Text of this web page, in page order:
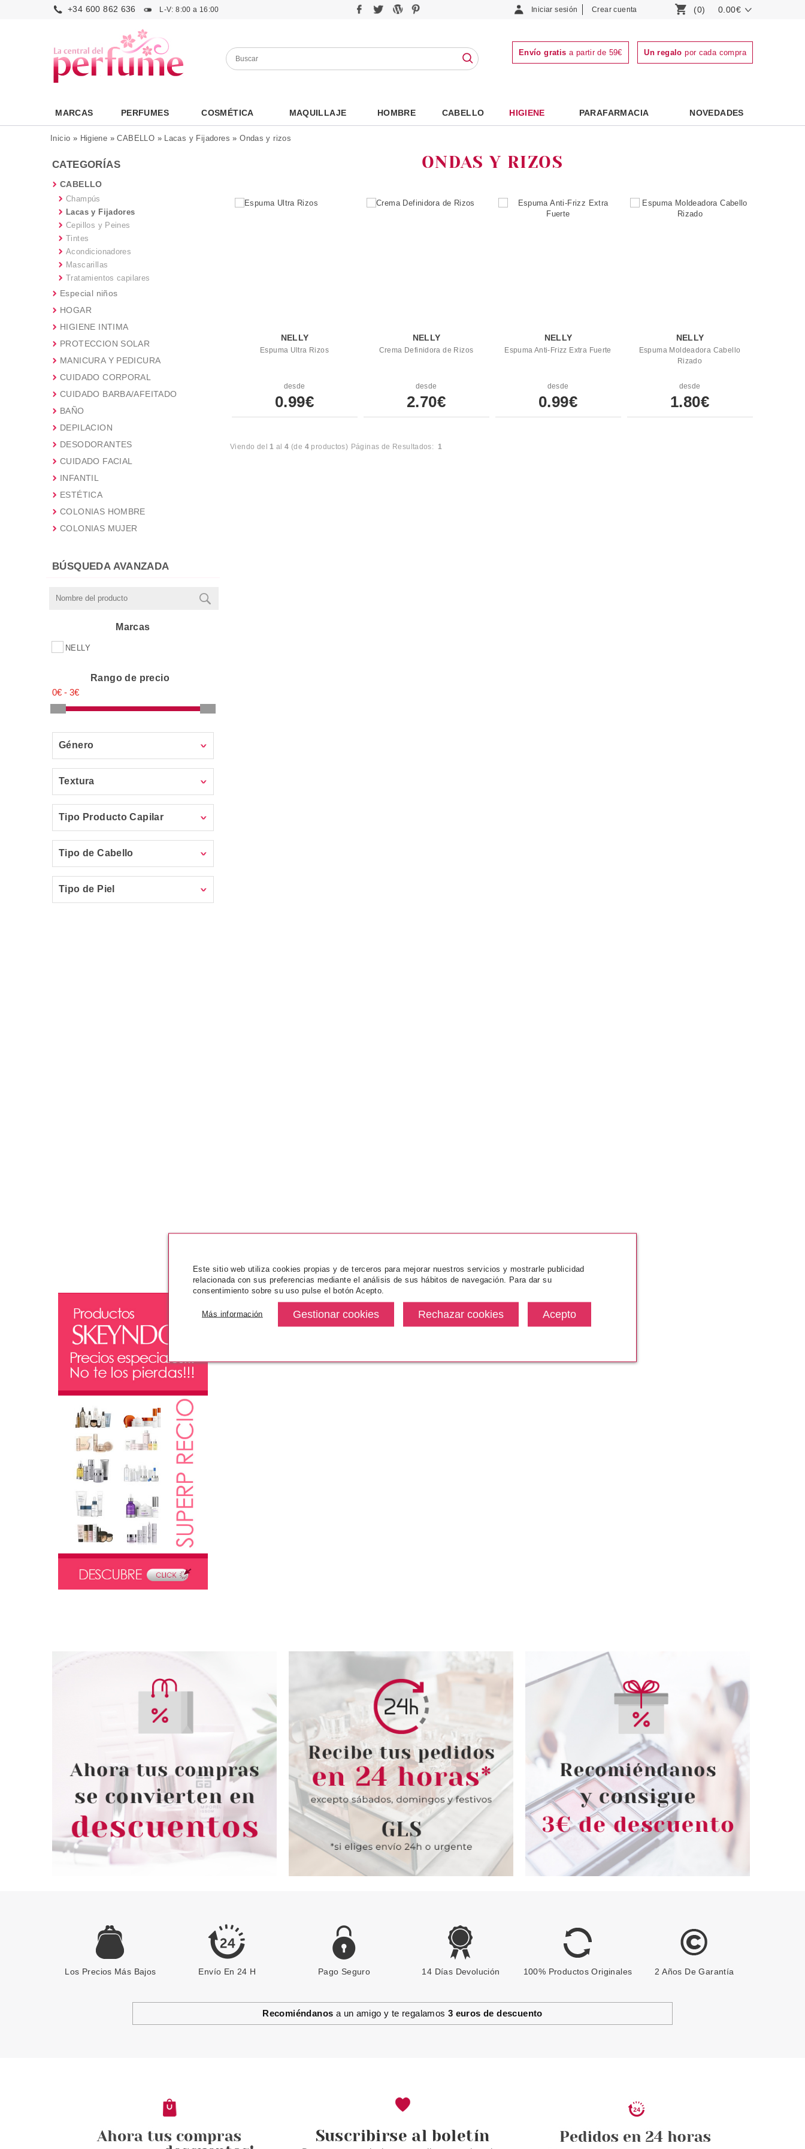
+34 600 862 636 L-V: 8:00 a 16:00 Iniciar sesión Crear cuenta (0) 0.00€
Envío gratis a partir de 59€ Un regalo por cada compra
MARCAS PERFUMES COSMÉTICA MAQUILLAJE HOMBRE CABELLO HIGIENE PARAFARMACIA NOVEDADES
Inicio » Higiene »CABELLO » Lacas y Fijadores »Ondas y rizos
CATEGORÍAS
CABELLO
Champús
Lacas y Fijadores
Cepillos y Peines
Tintes
Acondicionadores
Mascarillas
Tratamientos capilares
Especial niños
HOGAR
HIGIENE INTIMA
PROTECCION SOLAR
MANICURA Y PEDICURA
CUIDADO CORPORAL
CUIDADO BARBA/AFEITADO
BAÑO
DEPILACION
DESODORANTES
CUIDADO FACIAL
INFANTIL
ESTÉTICA
COLONIAS HOMBRE
COLONIAS MUJER
GELES,LUBRICANTES Y
PRESERVATIVOS
BÚSQUEDA AVANZADA
Marcas
NELLY
Rango de precio
Género
Textura
Tipo Producto Capilar
Tipo de Cabello
Tipo de Piel
ONDAS Y RIZOS
NELLY
Espuma Ultra Rizos
desde
0.99€
NELLY
Crema Definidora de Rizos
desde
2.70€
NELLY
Espuma Anti-Frizz Extra Fuerte
desde
0.99€
NELLY
Espuma Moldeadora Cabello
Rizado
desde
1.80€
Viendo del1 al4 (de 4productos) Páginas de Resultados:1
Los Precios Más Bajos Envío En 24 H Pago Seguro 14 Días Devolución 100% Productos Originales 2 Años De Garantía
Recomiéndanos a un amigo y te regalamos 3 euros de descuento
Suscribirse al boletín
Este sitio web utiliza cookies propias y de terceros para mejorar nuestros servicios y mostrarle publicidad
relacionada con sus preferencias mediante el análisis de sus hábitos de navegación. Para dar su
consentimiento sobre su uso pulse el botón Acepto.
Más información